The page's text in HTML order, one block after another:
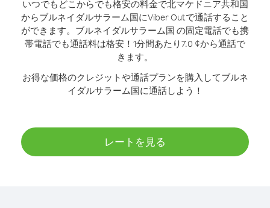
いつでもどこからでも格安の料金で北マケドニア共和国
からブルネイダルサラーム国にViber Outで通話すること
ができます。 ブルネイダルサラーム国 の固定電話でも携
帯電話でも通話料は格安！1分間あたり7.0 ¢から通話で
きます。
お得な価格のクレジットや通話プランを購入してブルネ
イダルサラーム国に通話しよう！
レートを見る